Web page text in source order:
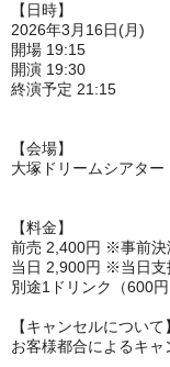
【日時】
2026年3月16日(月)
開場 19:15
開演 19:30
終演予定 21:15
【会場】
大塚ドリームシアター
【料金】
前売 2,400円 ※事前決
当日 2,900円 ※当日支
別途1ドリンク（600円
【キャンセルについて】
お客様都合によるキャ